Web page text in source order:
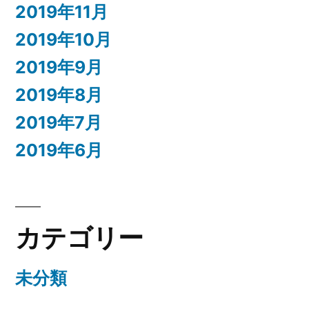
2019年11月
2019年10月
2019年9月
2019年8月
2019年7月
2019年6月
カテゴリー
未分類